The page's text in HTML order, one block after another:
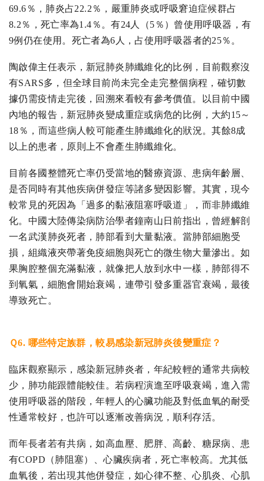
69.6％，肺炎占22.2％，嚴重肺炎或呼吸窘迫症候群占
8.2％，死亡率為1.4％。有24人（5％）曾使用呼吸器，有
9例仍在使用。死亡者為6人，占使用呼吸器者的25％。
陶啟偉主任表示，新冠肺炎肺纖維化的比例，目前觀察沒
有SARS多，但全球目前尚未完全走完整個病程，確切數
據仍需疫情走完後，回溯來看較有參考價值。以目前中國
內地的報告，新冠肺炎變成重症或病危的比例，大約15～
18％，而這些病人較可能產生肺纖維化的狀況。其餘8成
以上的患者，原則上不會產生肺纖維化。
目前各國整體死亡率仍受當地的醫療資源、患病年齡層、
是否同時有其他疾病併發症等諸多變因影響。其實，現今
較常見的死因為「過多的黏液阻塞呼吸道」，而非肺纖維
化。中國大陸傳染病防治學者鐘南山日前指出，曾經解剖
一名武漢肺炎死者，肺部看到大量黏液。當肺部細胞受
損，組織液夾帶著免疫細胞與死亡的微生物大量滲出。如
果胸腔整個充滿黏液，就像把人放到水中一樣，肺部得不
到氧氣，細胞會開始衰竭，連帶引發多重器官衰竭，最後
導致死亡。
Ｑ6. 哪些特定族群，較易感染新冠肺炎後變重症？
臨床觀察顯示，感染新冠肺炎者，年紀較輕的通常共病較
少，肺功能跟體能較佳。若病程演進至呼吸衰竭，進入需
使用呼吸器的階段，年輕人的心臟功能及對低血氧的耐受
性通常較好，也許可以逐漸改善病況，順利存活。
而年長者若有共病，如高血壓、肥胖、高齡、糖尿病、患
有COPD（肺阻塞）、心臟疾病者，死亡率較高。尤其低
血氧後，若出現其他併發症，如心律不整、心肌炎、心肌